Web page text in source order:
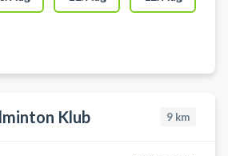
Du skal
og bolde.
at købe
i hallen.
af Klub 9 km